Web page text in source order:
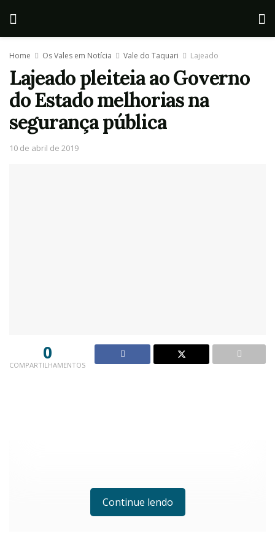
Home Os Vales em Notícia Vale do Taquari Lajeado
Lajeado pleiteia ao Governo
do Estado melhorias na
segurança pública
10 de abril de 2019
0
COMPARTILHAMENTOS
Continue lendo